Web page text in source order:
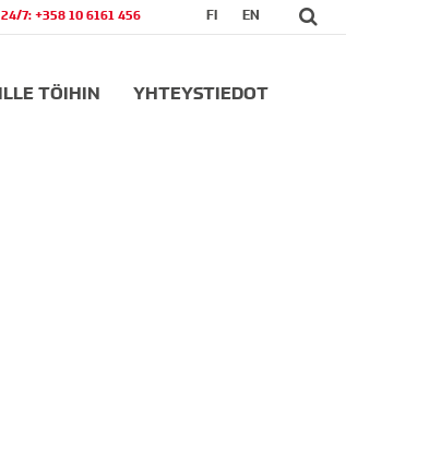
FI EN
7: +358 10 6161 456
TÖIHIN YHTEYSTIEDOT